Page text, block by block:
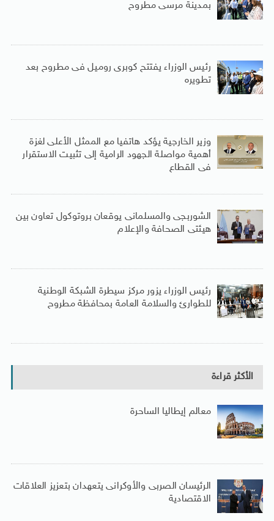
بمدينة مرسى مطروح
رئيس الوزراء يفتتح كوبرى روميل فى مطروح بعد
تطويره
وزير الخارجية يؤكد هاتفيا مع الممثل الأعلى لغزة
أهمية مواصلة الجهود الرامية إلى تثبيت الاستقرار
فى القطاع
الشوربجى والمسلمانى يوقعان بروتوكول تعاون بين
هيئتى الصحافة والإعلام
رئيس الوزراء يزور مركز سيطرة الشبكة الوطنية
للطوارئ والسلامة العامة بمحافظة مطروح
الأكثر قراءة
معالم إيطاليا الساحرة
الرئيسان الصربى والأوكرانى يتعهدان بتعزيز العلاقات
الاقتصادية